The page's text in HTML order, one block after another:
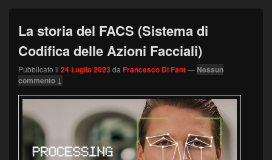
La storia del FACS (Sistema di
Codifica delle Azioni Facciali)
Pubblicato il 24 Luglio 2023da Francesco Di Fant— Nessun
commento ↓